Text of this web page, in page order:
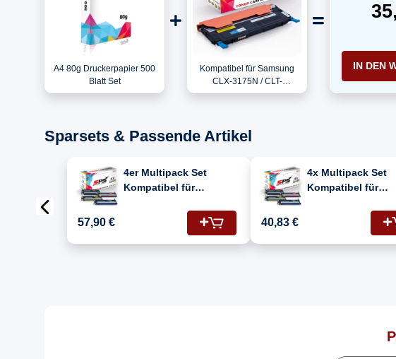
A4 80g Druckerpapier 500
Blatt Set
Kompatibel für Samsung
CLX-3175N / CLT-
C4092S/ELS / C4092S
IN DEN
Sparsets & Passende Artikel
4er Multipack Set
Kompatibel für
Drucker Toners
Samsung K4092S CLT-
K4092S Schwarz,
57,90 €
4x Multipack Set
Kompatibel für
(CLT-C409S, CLT-
CLT-Y409S, CLT-
Toner
40,83 €